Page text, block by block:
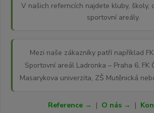
V našich referncích najdete kluby, školy,
sportovní areály.
Mezi naše zákazníky patří například
Sportovní areál Ladronka – Praha 6, FK
Masarykova univerzita, ZŠ Mutěnická
Reference → | O nás → |